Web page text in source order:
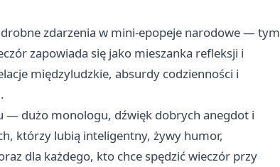
drobne zdarzenia w mini-epopeje narodowe — tym
zapowiada się jako mieszanka refleksji i
międzyludzkie, absurdy codzienności i
— dużo monologu, dźwięk dobrych anegdot i
którzy lubią inteligentny, żywy humor,
dla każdego, kto chce spędzić wieczór przy